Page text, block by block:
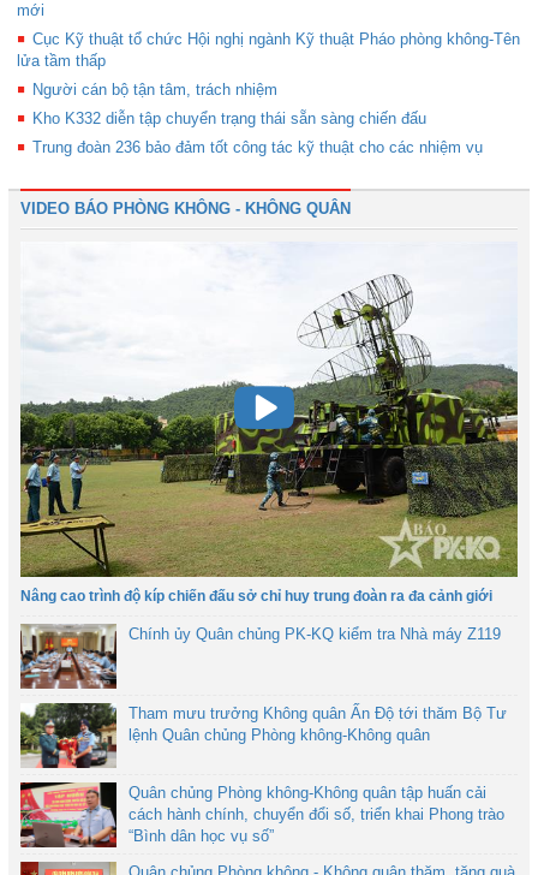
mới
Cục Kỹ thuật tổ chức Hội nghị ngành Kỹ thuật Pháo phòng không-Tên
lửa tầm thấp
Người cán bộ tận tâm, trách nhiệm
Kho K332 diễn tập chuyển trạng thái sẵn sàng chiến đấu
Trung đoàn 236 bảo đảm tốt công tác kỹ thuật cho các nhiệm vụ
VIDEO BÁO PHÒNG KHÔNG - KHÔNG QUÂN
Nâng cao trình độ kíp chiến đấu sở chỉ huy trung đoàn ra đa cảnh giới
Chính ủy Quân chủng PK-KQ kiểm tra Nhà máy Z119
Tham mưu trưởng Không quân Ấn Độ tới thăm Bộ Tư
lệnh Quân chủng Phòng không-Không quân
Quân chủng Phòng không-Không quân tập huấn cải
cách hành chính, chuyển đổi số, triển khai Phong trào
“Bình dân học vụ số”